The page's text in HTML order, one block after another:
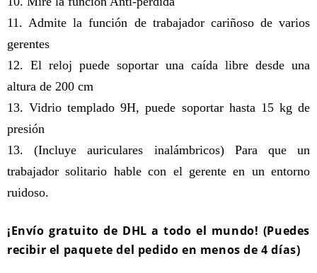
11. Admite la función de trabajador cariñoso de varios
gerentes
12. El reloj puede soportar una caída libre desde una
altura de 200 cm
13. Vidrio templado 9H, puede soportar hasta 15 kg de
presión
13. (Incluye auriculares inalámbricos) Para que un
trabajador solitario hable con el gerente en un entorno
ruidoso.
¡Envío gratuito de DHL a todo el mundo! (Puedes
recibir el paquete del pedido en menos de 4 días)